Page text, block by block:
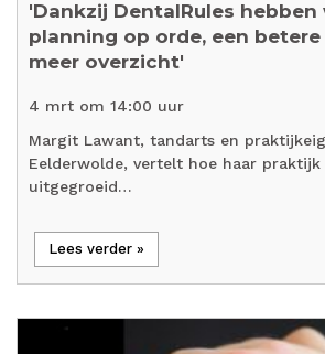
'Dankzij DentalRules hebben
planning op orde, een
meer overzicht'
4 mrt om 14:00 uur
Margit Lawant, tandarts en
Eelderwolde, vertelt hoe haar praktijk
uitgegroeid…
Lees verder »